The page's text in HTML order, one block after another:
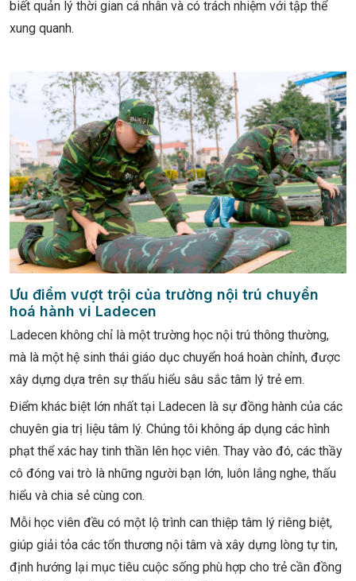
biết quản lý thời gian cá nhân và có trách nhiệm với tập thể
xung quanh.
Ưu điểm vượt trội của trường nội trú chuyển
hoá hành vi Ladecen
Ladecen không chỉ là một trường học nội trú thông thường,
mà là một hệ sinh thái giáo dục chuyển hoá hoàn chỉnh, được
xây dựng dựa trên sự thấu hiểu sâu sắc tâm lý trẻ em.
Điểm khác biệt lớn nhất tại Ladecen là sự đồng hành của các
chuyên gia trị liệu tâm lý. Chúng tôi không áp dụng các hình
phạt thể xác hay tinh thần lên học viên. Thay vào đó, các thầy
cô đóng vai trò là những người bạn lớn, luôn lắng nghe, thấu
hiểu và chia sẻ cùng con.
Mỗi học viên đều có một lộ trình can thiệp tâm lý riêng biệt,
giúp giải tỏa các tổn thương nội tâm và xây dựng lòng tự tin,
định hướng lại mục tiêu cuộc sống phù hợp cho trẻ cần đồng